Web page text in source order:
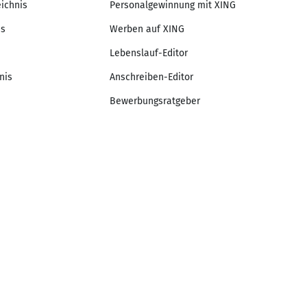
Personalgewinnung mit XING
Werben auf XING
Lebenslauf-Editor
Anschreiben-Editor
Bewerbungsratgeber